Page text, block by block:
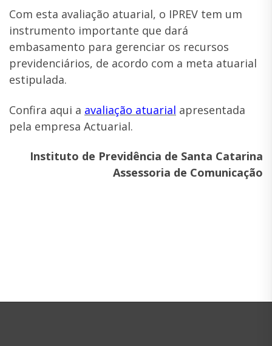
Com esta avaliação atuarial, o IPREV tem um
instrumento importante que dará
embasamento para gerenciar os recursos
previdenciários, de acordo com a meta atuarial
estipulada.
Confira aqui a avaliação atuarial apresentada
pela empresa Actuarial.
Instituto de Previdência de Santa Catarina
Assessoria de Comunicação